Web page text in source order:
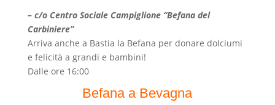
– c/o Centro Sociale Campiglione “Befana del
Carbiniere”
Arriva anche a Bastia la Befana per donare dolciumi
e felicità a grandi e bambini!
Dalle ore 16:00
Befana a Bevagna